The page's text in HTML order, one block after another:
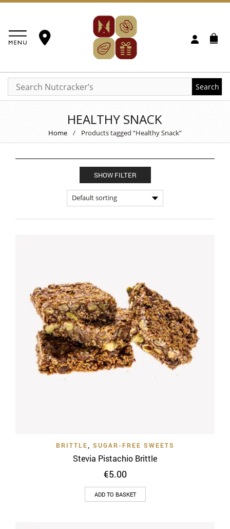
Search
HEALTHY SNACK
Home / Products tagged “Healthy Snack”
SHOW FILTER
BRITTLE SUGAR-FREE SWEETS
Stevia Pistachio Brittle
€5.00
ADD TO BASKET